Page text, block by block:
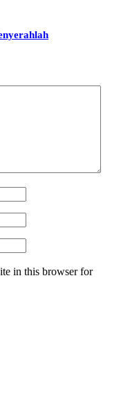
in this browser for